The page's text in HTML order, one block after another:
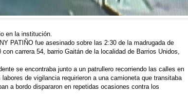
en la institución.
PATIÑO fue asesinado sobre las 2:30 de la madrugada de
carrera 54, barrio Gaitán de la localidad de Barrios Unidos,
se encontraba junto a un patrullero recorriendo las calles en
de vigilancia requirieron a una camioneta que transitaba
a bordo dispararon en repetidas ocasiones contra los